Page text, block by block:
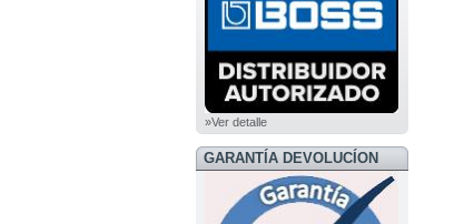
»Ver detalle
GARANTÍA DEVOLUCÍON